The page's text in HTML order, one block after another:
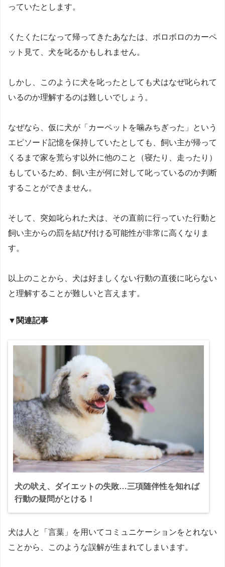
っていたとします。
くたくたになって帰ってきたあなたは、ボロボロのカーペ
ット見て、犬を叱るかもしれません。
しかし、このように犬を叱ったとしても犬はなぜ叱られて
いるのか理解するのは難しいでしょう。
なぜなら、仮に犬が「カーペットを噛みちぎった」という
エピソード記憶を保持していたとしても、飼い主が帰って
くるまで家を荒らす以外に他のこと（寝たり、走ったり）
もしているため、飼い主が何に対して叱っているのか判断
することができません。
そして、突如叱られた犬は、その直前に行っていた行動と
飼い主からの罰を結び付ける可能性が非常に高くなりま
す。
以上のことから、犬は好ましくない行動の直後に叱らない
と理解することが難しいと言えます。
▼ 関連記事
犬の吠え、ダイエットの失敗…三項随伴性を知れば
行動の疑問がとける！
犬は人と「言葉」を用いてコミュニケーションをとれない
ことから、このような誤解が生まれてしまいます。